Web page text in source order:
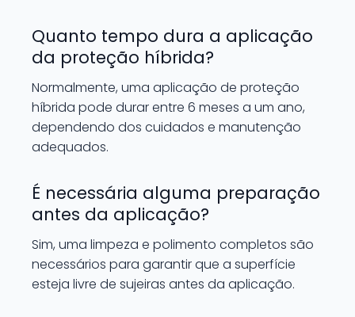
Quanto tempo dura a aplicação
da proteção híbrida?
Normalmente, uma aplicação de proteção
híbrida pode durar entre 6 meses a um ano,
dependendo dos cuidados e manutenção
adequados.
É necessária alguma preparação
antes da aplicação?
Sim, uma limpeza e polimento completos são
necessários para garantir que a superfície
esteja livre de sujeiras antes da aplicação.